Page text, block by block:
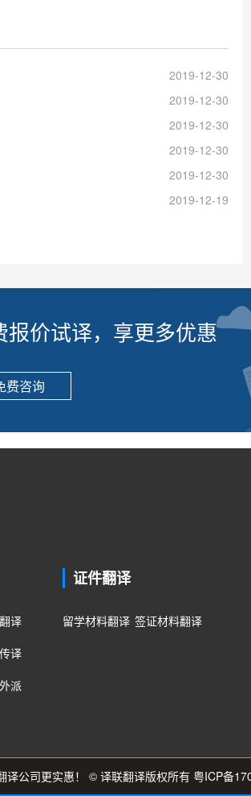
2019-12-30
2019-12-30
2019-12-30
2019-12-30
2019-12-30
2019-12-19
价试译，享更多优惠
费咨询
译
译
派
证件翻译
留学材料翻译 签证材料翻译
译公司更实惠！ © 译联翻译版权所有 粤ICP备